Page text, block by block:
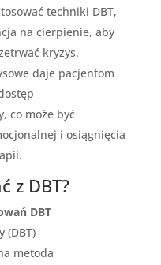
techniki DBT,
na cierpienie, aby
kryzys.
daje pacjentom
co może być
i osiągnięcia
z DBT?
DBT
(DBT)
metoda